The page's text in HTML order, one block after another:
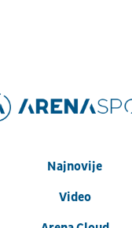
Najnovije
Video